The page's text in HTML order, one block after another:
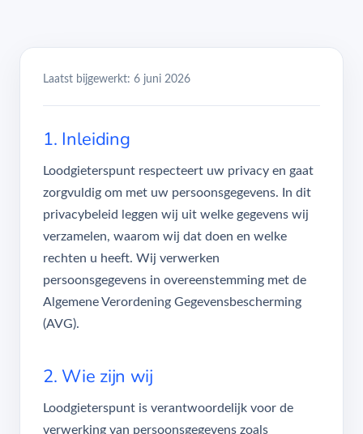
Laatst bijgewerkt: 6 juni 2026
1. Inleiding
Loodgieterspunt respecteert uw privacy en gaat
zorgvuldig om met uw persoonsgegevens. In dit
privacybeleid leggen wij uit welke gegevens wij
verzamelen, waarom wij dat doen en welke
rechten u heeft. Wij verwerken
persoonsgegevens in overeenstemming met de
Algemene Verordening Gegevensbescherming
(AVG).
2. Wie zijn wij
Loodgieterspunt is verantwoordelijk voor de
verwerking van persoonsgegevens zoals